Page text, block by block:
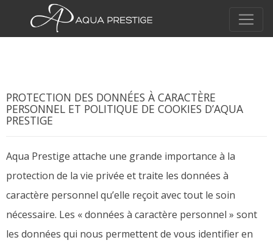
PROTECTION DES DONNÉES À CARACTÈRE
PERSONNEL ET POLITIQUE DE COOKIES D’AQUA
PRESTIGE
Aqua Prestige attache une grande importance à la
protection de la vie privée et traite les données à
caractère personnel qu’elle reçoit avec tout le soin
nécessaire. Les « données à caractère personnel » sont
les données qui nous permettent de vous identifier en